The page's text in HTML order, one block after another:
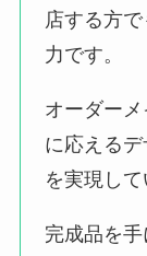
店する方
力です。
オーダー
に応える
を実現して
完成品を